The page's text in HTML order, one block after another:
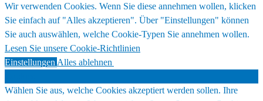
Wir verwenden Cookies. Wenn Sie diese annehmen wollen, klicken
Sie einfach auf "Alles akzeptieren". Über "Einstellungen" können
Sie auch auswählen, welche Cookie-Typen Sie annehmen wollen.
Lesen Sie unsere Cookie-Richtlinien
Einstellungen Alles ablehnen
Wählen Sie aus, welche Cookies akzeptiert werden sollen. Ihre